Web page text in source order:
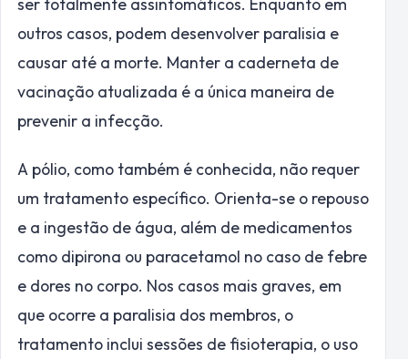
ser totalmente assintomáticos. Enquanto em
outros casos, podem desenvolver paralisia e
causar até a morte. Manter a caderneta de
vacinação atualizada é a única maneira de
prevenir a infecção.
A pólio, como também é conhecida, não requer
um tratamento específico. Orienta-se o repouso
e a ingestão de água, além de medicamentos
como dipirona ou paracetamol no caso de febre
e dores no corpo. Nos casos mais graves, em
que ocorre a paralisia dos membros, o
tratamento inclui sessões de fisioterapia, o uso